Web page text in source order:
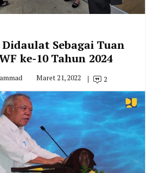
Sebagai Tuan
ke-10 Tahun 2024
Maret 21, 2022 2